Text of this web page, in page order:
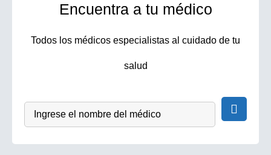
Encuentra a tu médico
Todos los médicos especialistas al cuidado de tu
salud